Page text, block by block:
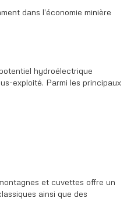
dans l’économie minière
hydroélectrique
exploité. Parmi les principaux
et cuvettes offre un
ainsi que des